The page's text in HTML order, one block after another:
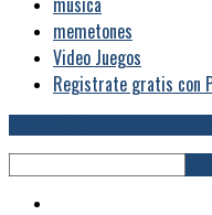
memetones
Video Juegos
Registrate gratis con